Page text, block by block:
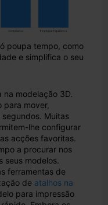
poupa tempo, como
e simplifica o seu
na modelação 3D.
para mover,
Muitas
lhe configurar
acções favoritas.
a procurar nos
seus modelos.
ferramentas de
de atalhos na
para impressão